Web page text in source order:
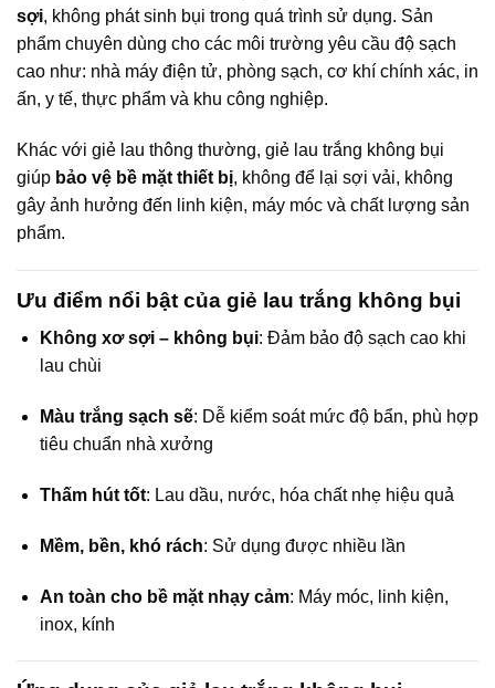
sợi, không phát sinh bụi trong quá trình sử dụng. Sản
phẩm chuyên dùng cho các môi trường yêu cầu độ sạch
cao như: nhà máy điện tử, phòng sạch, cơ khí chính xác, in
ấn, y tế, thực phẩm và khu công nghiệp.
Khác với giẻ lau thông thường, giẻ lau trắng không bụi
giúp bảo vệ bề mặt thiết bị, không để lại sợi vải, không
gây ảnh hưởng đến linh kiện, máy móc và chất lượng sản
phẩm.
Ưu điểm nổi bật của giẻ lau trắng không bụi
Không xơ sợi – không bụi: Đảm bảo độ sạch cao khi
lau chùi
Màu trắng sạch sẽ: Dễ kiểm soát mức độ bẩn, phù hợp
tiêu chuẩn nhà xưởng
Thấm hút tốt: Lau dầu, nước, hóa chất nhẹ hiệu quả
Mềm, bền, khó rách: Sử dụng được nhiều lần
An toàn cho bề mặt nhạy cảm: Máy móc, linh kiện,
inox, kính